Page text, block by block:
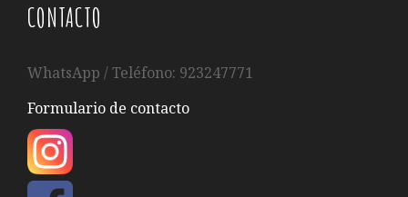
CONTACTO
WhatsApp / Teléfono: 923247771
Formulario de contacto